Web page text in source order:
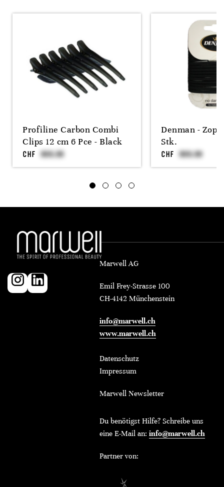
Profiline Carbon Combi
Clips 12 cm 6 Pce - Black
CHF
Denman -
Stk.
CHF
Marwell AG
Emil Frey-Strasse 100
CH-4142 Münchenstein
info@marwell.ch
www.marwell.ch
Datenschutz
Impressum
Marwell Newsletter
Du benötigst Hilfe? Schreibe uns
eine E-Mail an: info@marwell.ch
Partner von: